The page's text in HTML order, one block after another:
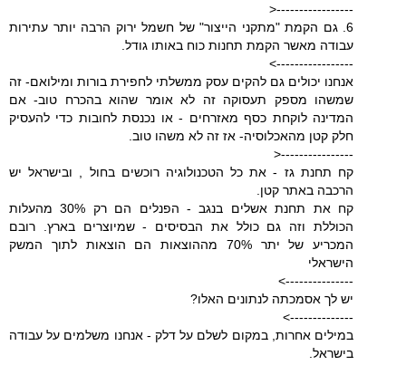
-----------------<
6. גם הקמת "מתקני הייצור" של חשמל ירוק הרבה יותר עתירות
עבודה מאשר הקמת תחנות כוח באותו גודל.
----------------->
אנחנו יכולים גם להקים עסק ממשלתי לחפירת בורות ומילואם- זה
שמשהו מספק תעסוקה זה לא אומר שהוא בהכרח טוב- אם
המדינה לוקחת כסף מאזרחים - או נכנסת לחובות כדי להעסיק
חלק קטן מהאכלוסיה- אז זה לא משהו טוב.
----------------<
קח תחנת גז - את כל הטכנולוגיה רוכשים בחול , ובישראל יש
הרכבה באתר קטן.
קח את תחנת אשלים בנגב - הפנלים הם רק 30% מהעלות
הכוללת וזה גם כולל את הבסיסים - שמיוצרים בארץ. רובם
המכריע של יתר 70% מההוצאות הם הוצאות לתוך המשק
הישראלי
--------------->
יש לך אסמכתה לנתונים האלו?
-------------->
במילים אחרות, במקום לשלם על דלק - אנחנו משלמים על עבודה
בישראל.